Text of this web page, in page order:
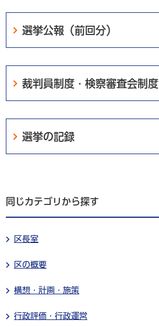
選挙公報（前回分）
裁判員制度・検察審査会制度
選挙の記録
同じカテゴリから探す
区長室
区の概要
構想・計画・施策
行政評価・行政運営